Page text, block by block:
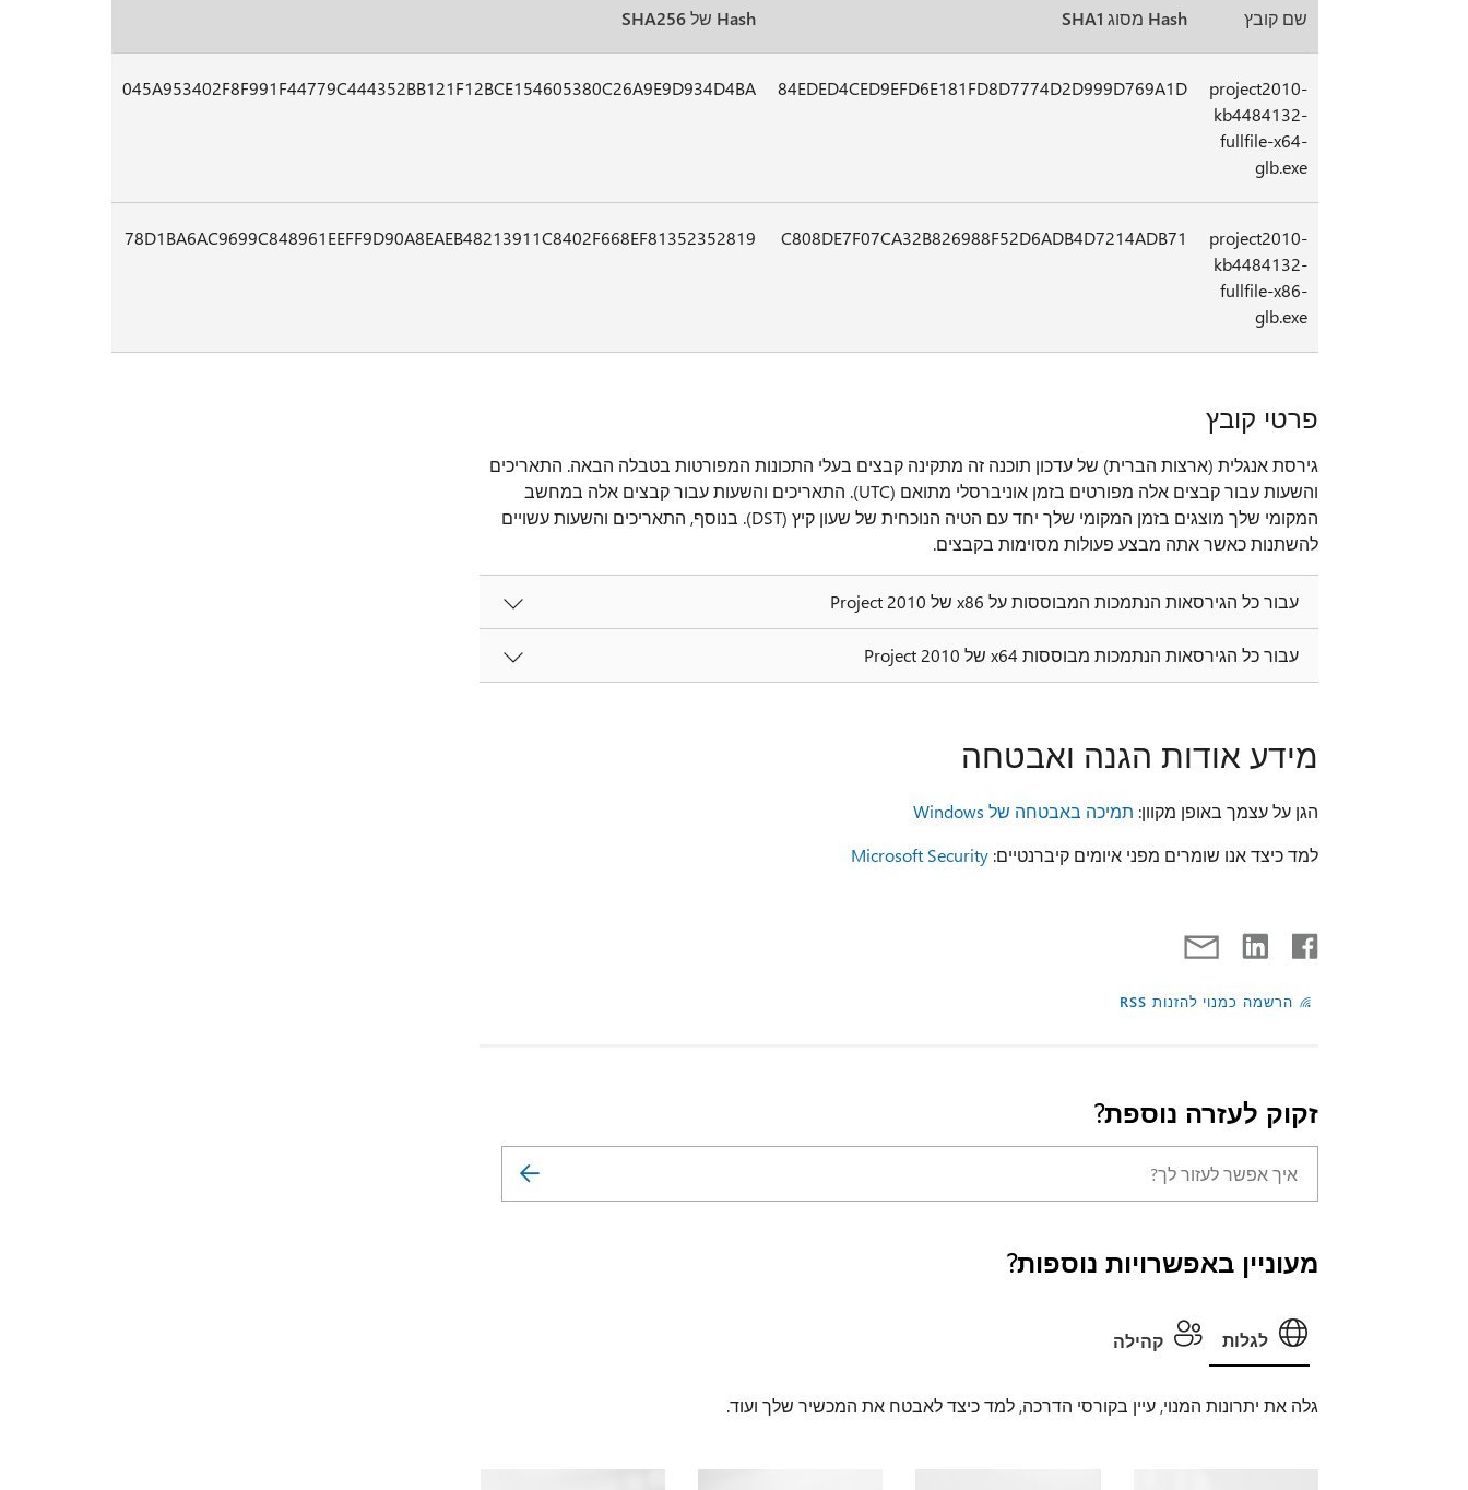
שם קובץ Hash מסוג SHA1 Hash של SHA256
project2010-
kb4484132-
fullfile-x64-
glb.exe
84EDED4CED9EFD6E181FD8D7774D2D999D769A1D
045A953402F8F991F44779C444352BB121F12BCE154605380C26A9E9D934D4BA
project2010-
kb4484132-
fullfile-x86-
glb.exe
C808DE7F07CA32B826988F52D6ADB4D7214ADB71
78D1BA6AC9699C848961EEFF9D90A8EAEB48213911C8402F668EF81352352819
פרטי קובץ
גירסת אנגלית (ארצות הברית) של עדכון תוכנה זה מתקינה קבצים בעלי התכונות המפורטות בטבלה הבאה. התאריכים
והשעות עבור קבצים אלה מפורטים בזמן אוניברסלי מתואם (UTC). התאריכים והשעות עבור קבצים אלה במחשב
המקומי שלך מוצגים בזמן המקומי שלך יחד עם הטיה הנוכחית של שעון קיץ (DST). בנוסף, התאריכים והשעות עשויים
להשתנות כאשר אתה מבצע פעולות מסוימות בקבצים.
עבור כל הגירסאות הנתמכות המבוססות על x86 של Project 2010
עבור כל הגירסאות הנתמכות מבוססות x64 של Project 2010
מידע אודות הגנה ואבטחה
הגן על עצמך באופן מקוון: תמיכה באבטחה של Windows
למד כיצד אנו שומרים מפני איומים קיברנטיים: Microsoft Security
הרשמה כמנוי להזנות RSS
זקוק לעזרה נוספת?
מעוניין באפשרויות נוספות?
לגלות קהילה
גלה את יתרונות המנוי, עיין בקורסי הדרכה, למד כיצד לאבטח את המכשיר שלך ועוד.